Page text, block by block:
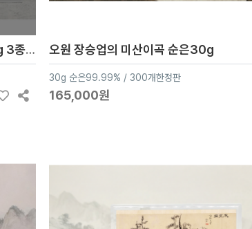
대한의 상징, 호랑이 지폐형 채색 실버바 30g 3종 세트 오원 장승업의 미산이곡 순은30g
30g 순은99.99% / 300개한정판
165,000원